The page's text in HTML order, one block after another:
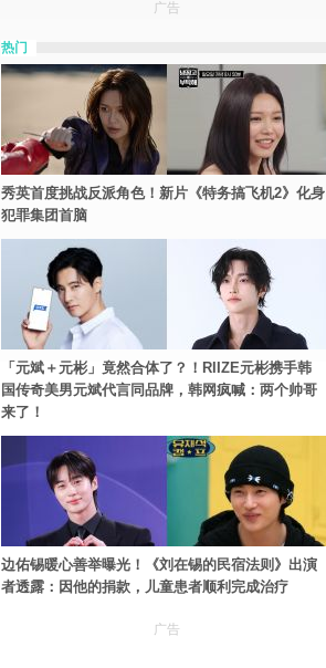
广告
热门
秀英首度挑战反派角色！新片《特务搞飞机2》化身
犯罪集团首脑
「元斌＋元彬」竟然合体了？！RIIZE元彬携手韩
国传奇美男元斌代言同品牌，韩网疯喊：两个帅哥
来了！
边佑锡暖心善举曝光！《刘在锡的民宿法则》出演
者透露：因他的捐款，儿童患者顺利完成治疗
广告